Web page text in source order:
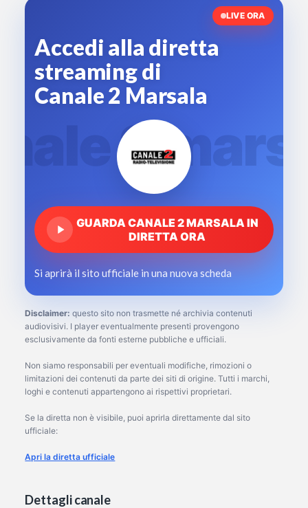
LIVE ORA
2
Accedi alla diretta
streaming di
Canale 2 Marsala
GUARDA CANALE 2 MARSALA IN
DIRETTA ORA
Si aprirà il sito ufficiale in una nuova scheda
Disclaimer: questo sito non trasmette né archivia contenuti
audiovisivi. I player eventualmente presenti provengono
esclusivamente da fonti esterne pubbliche e ufficiali.
Non siamo responsabili per eventuali modifiche, rimozioni o
limitazioni dei contenuti da parte dei siti di origine. Tutti i marchi,
loghi e contenuti appartengono ai rispettivi proprietari.
Se la diretta non è visibile, puoi aprirla direttamente dal sito
ufficiale:
Apri la diretta ufficiale
Dettagli canale